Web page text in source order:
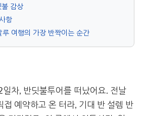
감상
항
루 여행의 가장 반짝이는 순간
차, 반딧불투어를 떠났어요. 전날
접 예약하고 온 터라, 기대 반 설렘 반